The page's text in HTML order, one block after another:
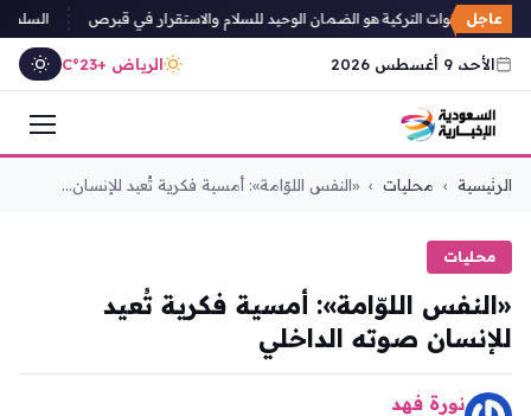
عاجل
وجود القوات التركية هو الضمان الوحيد للسلام والاستقرار في قبرص السلطات
الأحد، 9 أغسطس 2026 الرياض +23°C
التجاوز
الرئيسية › محليات › «النفس اللوّامة»: أمسية فكرية تُعيد للإنسان...
محليات
«النفس اللوّامة»: أمسية فكرية تُعيد
للإنسان صوته الداخلي
نورة فهد